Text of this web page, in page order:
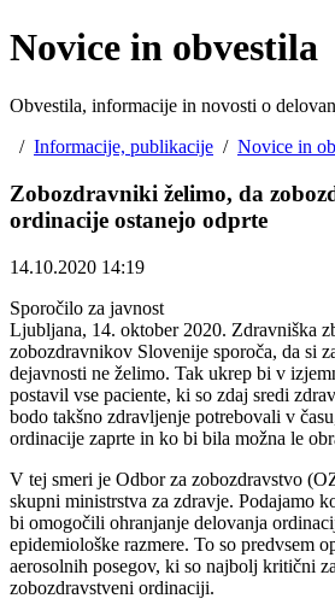
Novice in obvestila
Obvestila, informacije in novosti o
/ Informacije, publikacije / Novice in
Zobozdravniki želimo, da
ordinacije ostanejo odprte
14.10.2020 14:19
Sporočilo za javnost
Ljubljana, 14. oktober 2020. Zdravniška
zobozdravnikov Slovenije sporoča, da si
dejavnosti ne želimo. Tak ukrep bi v
postavil vse paciente, ki so zdaj sredi
bodo takšno zdravljenje potrebovali v
ordinacije zaprte in ko bi bila možna le
V tej smeri je Odbor za zobozdravstvo
skupni ministrstva za zdravje. Podajamo
bi omogočili ohranjanje delovanja
epidemiološke razmere. To so predvsem
aerosolnih posegov, ki so najbolj kritični
zobozdravstveni ordinaciji.